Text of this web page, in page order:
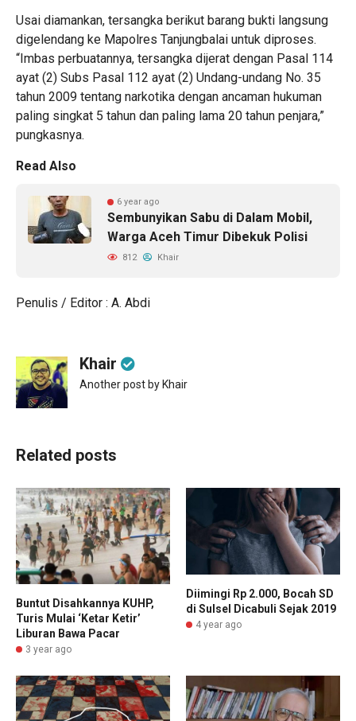
Usai diamankan, tersangka berikut barang bukti langsung
digelendang ke Mapolres Tanjungbalai untuk diproses.
“Imbas perbuatannya, tersangka dijerat dengan Pasal 114
ayat (2) Subs Pasal 112 ayat (2) Undang-undang No. 35
tahun 2009 tentang narkotika dengan ancaman hukuman
paling singkat 5 tahun dan paling lama 20 tahun penjara,”
pungkasnya.
Read Also
6 year ago
Sembunyikan Sabu di Dalam Mobil,
Warga Aceh Timur Dibekuk Polisi
812 Khair
Penulis / Editor : A. Abdi
Khair
Another post by Khair
Related posts
Buntut Disahkannya KUHP,
Turis Mulai ‘Ketar Ketir’
Liburan Bawa Pacar
3 year ago
Diimingi Rp 2.000, Bocah SD
di Sulsel Dicabuli Sejak 2019
4 year ago